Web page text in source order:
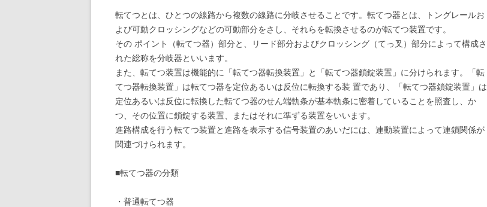
旧国鉄路線閉塞方式一覧-四国
転てつとは、ひとつの線路から複数の線路に分岐させることです。転てつ器とは、トングレールお
よび可動クロッシングなどの可動部分をさし、それらを転換させるのが転てつ装置です。
その ポイント（転てつ器）部分と、リード部分およびクロッシング（てっ叉）部分によって構成さ
れた総称を分岐器といいます。
また、転てつ装置は機能的に「転てつ器転換装置」と「転てつ器鎖錠装置」に分けられます。「転
てつ器転換装置」は転てつ器を定位あるいは反位に転換する装 置であり、「転てつ器鎖錠装置」は
定位あるいは反位に転換した転てつ器のせん端軌条が基本軌条に密着していることを照査し、か
つ、その位置に鎖錠する装置、またはそれに準ずる装置をいいます。
進路構成を行う転てつ装置と進路を表示する信号装置のあいだには、連動装置によって連鎖関係が
関連づけられます。
■転てつ器の分類
・普通転てつ器